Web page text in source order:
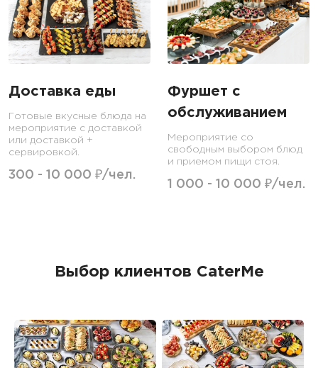
Доставка еды
Готовые вкусные блюда на
мероприятие с доставкой
или доставкой +
сервировкой.
300 - 10 000 ₽/чел.
Фуршет с
обслуживанием
Мероприятие со
свободным выбором блюд
и приемом пищи стоя.
1 000 - 10 000 ₽/чел.
Выбор клиентов CaterMe